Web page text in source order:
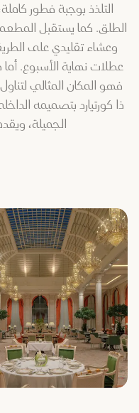
التلذذ بوجبة فطور
الطلق. كما يستقبل
وعشاء تقليدي على
عطلات نهاية الأسبوع.
فهو المكان المثالي
ذا كورتيارد بتصميمه
الجميلة،